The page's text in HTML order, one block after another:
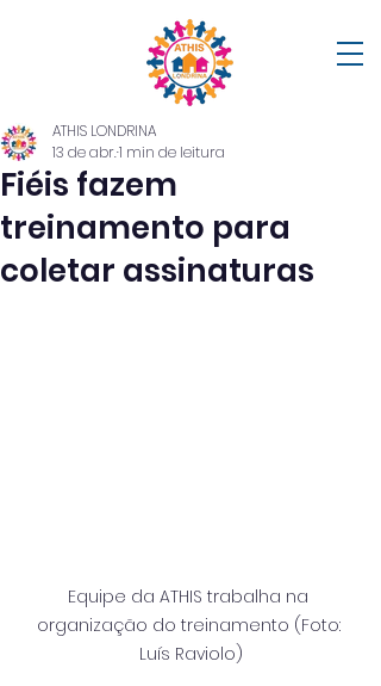
Fiéis fazem
treinamento para
coletar assinaturas
ATHIS LONDRINA
13 de abr.1 min de leitura
Equipe da ATHIS trabalha na
organização do treinamento (Foto:
Luís Raviolo)